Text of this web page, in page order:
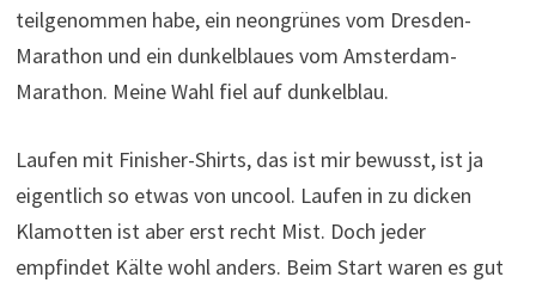
teilgenommen habe, ein neongrünes vom Dresden-
Marathon und ein dunkelblaues vom Amsterdam-
Marathon. Meine Wahl fiel auf dunkelblau.
Laufen mit Finisher-Shirts, das ist mir bewusst, ist ja
eigentlich so etwas von uncool. Laufen in zu dicken
Klamotten ist aber erst recht Mist. Doch jeder
empfindet Kälte wohl anders. Beim Start waren es gut